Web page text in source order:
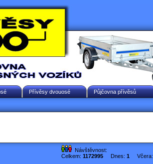
Přívěsy dvouosé Půjčovna přívěsů
Návštěvnost:
Celkem: 1172995 Dnes: 1 Včera: